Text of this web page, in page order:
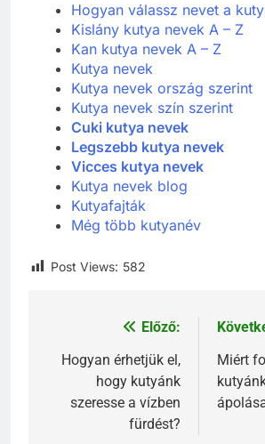
Hogyan válassz nevet a
Kislány kutya nevek A – Z
Kan kutya nevek A – Z
Kutya nevek
Kutya nevek ország szerint
Kutya nevek szín szerint
Cuki kutya nevek
Legszebb kutya nevek
Vicces kutya nevek
Kutya nevek blog
Kutyafajták
Még több kutyanév
Post Views: 582
Bejegyzés
navigáció
Előző:
Hogyan érhetjük el,
hogy kutyánk
szeresse a vízben
fürdést?
Miért